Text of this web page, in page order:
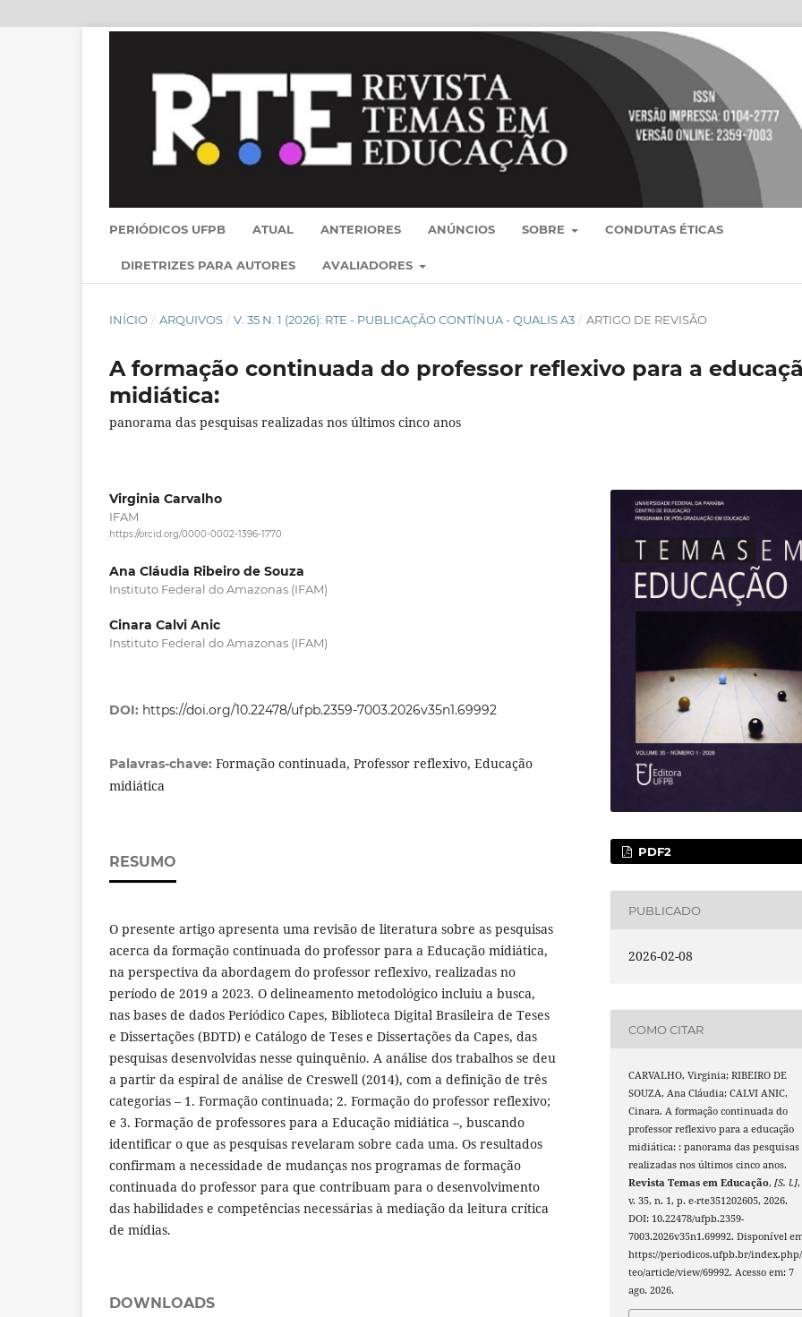
PERIÓDICOS UFPB ATUAL ANTERIORES ANÚNCIOS SOBRE CONDUTAS ÉTICAS
DIRETRIZES PARA AUTORES AVALIADORES
INÍCIO / ARQUIVOS / V. 35 N. 1 (2026): RTE - PUBLICAÇÃO CONTÍNUA - QUALIS A3 / ARTIGO DE REVISÃO
A formação continuada do professor reflexivo para a
midiática:
panorama das pesquisas realizadas nos últimos cinco anos
Virginia Carvalho
IFAM
https://orcid.org/0000-0002-1396-1770
Ana Cláudia Ribeiro de Souza
Instituto Federal do Amazonas (IFAM)
Cinara Calvi Anic
Instituto Federal do Amazonas (IFAM)
DOI: https://doi.org/10.22478/ufpb.2359-7003.2026v35n1.69992
Palavras-chave: Formação continuada, Professor reflexivo, Educação
midiática
RESUMO
O presente artigo apresenta uma revisão de literatura sobre as pesquisas
acerca da formação continuada do professor para a Educação midiática,
na perspectiva da abordagem do professor reflexivo, realizadas no
período de 2019 a 2023. O delineamento metodológico incluiu a busca,
nas bases de dados Periódico Capes, Biblioteca Digital Brasileira de Teses
e Dissertações (BDTD) e Catálogo de Teses e Dissertações da Capes, das
pesquisas desenvolvidas nesse quinquênio. A análise dos trabalhos se deu
a partir da espiral de análise de Creswell (2014), com a definição de três
categorias – 1. Formação continuada; 2. Formação do professor reflexivo;
e 3. Formação de professores para a Educação midiática –, buscando
identificar o que as pesquisas revelaram sobre cada uma. Os resultados
confirmam a necessidade de mudanças nos programas de formação
continuada do professor para que contribuam para o desenvolvimento
das habilidades e competências necessárias à mediação da leitura crítica
de mídias.
DOWNLOADS
PDF2
PUBLICADO
2026-02-08
COMO CITAR
CARVALHO, Virginia; RIBEIRO DE
SOUZA, Ana Cláudia; CALVI ANIC,
Cinara. A formação continuada do
professor reflexivo para a educação
midiática: : panorama das pesquisas
realizadas nos últimos cinco anos.
Revista Temas em Educação,[S. l.],
v. 35, n. 1, p. e-rte351202605, 2026.
DOI: 10.22478/ufpb.2359-
7003.2026v35n1.69992. Disponível
https://periodicos.ufpb.br/
teo/article/view/69992. Acesso em: 7
ago. 2026.